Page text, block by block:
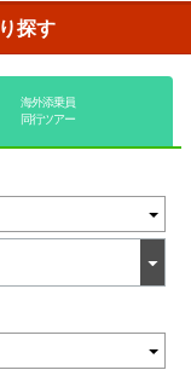
探す
海外添乗員
同行ツアー